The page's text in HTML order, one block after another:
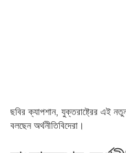
ছবির ক্যাপশান, যুক্তরাষ্ট্রের এই
বলছেন অর্থনীতিবিদেরা।